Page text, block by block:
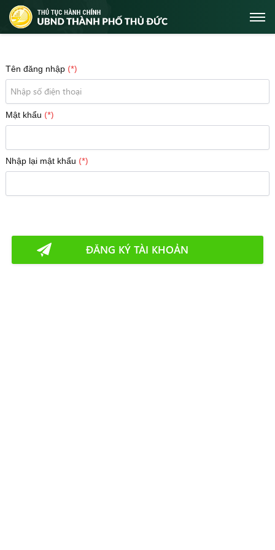
Tên đăng nhập (*)
Mật khẩu (*)
Nhập lại mật khẩu (*)
ĐĂNG KÝ TÀI KHOẢN